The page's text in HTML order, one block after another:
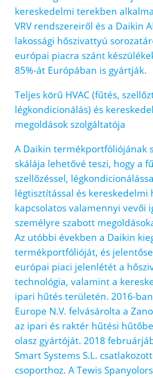
kereskedelmi terekben
VRV rendszereiről és a Daikin
lakossági hőszivattyú
európai piacra szánt
85%-át Európában is gyártják.
Teljes körű HVAC (fűtés,
légkondicionálás) és
megoldások szolgáltatója
A Daikin termékportfóliójának
skálája lehetővé teszi, hogy a
szellőzéssel,
légtisztítással és kereskedelmi
kapcsolatos valamennyi vevői
személyre szabott
Az utóbbi években a Daikin
termékportfólióját, és
európai piaci jelenlétét a
technológia, valamint a
ipari hűtés területén. 2016-
Europe N.V. felvásárolta a
az ipari és raktér hűtési
olasz gyártóját. 2018
Smart Systems S.L.
csoporthoz. A Tewis